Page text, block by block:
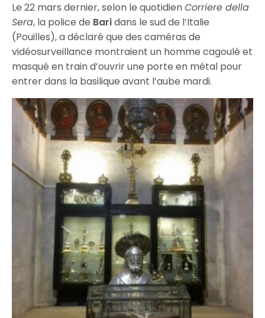
Le 22 mars dernier, selon le quotidienCorriere della
Sera, la police de Baridans le sud de l’Italie
(Pouilles), a déclaré que des caméras de
vidéosurveillance montraient un homme cagoulé et
masqué en train d’ouvrir une porte en métal pour
entrer dans la basilique avant l’aube mardi.